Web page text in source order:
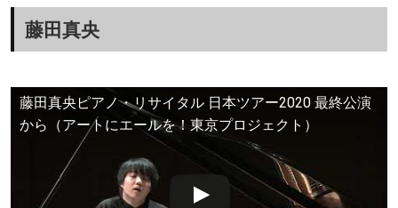
藤田真央
藤田真央ピアノ・リサイタル 日本ツアー2020 最終公演
から（アートにエールを！東京プロジェクト）